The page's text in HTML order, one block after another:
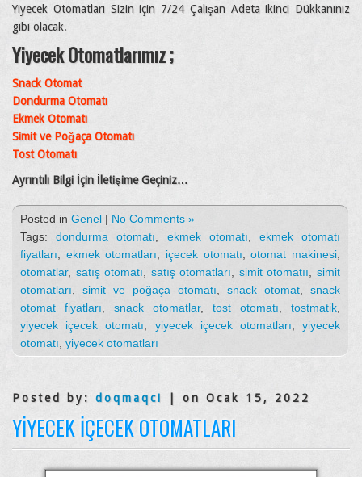
Yiyecek Otomatları Sizin için 7/24 Çalışan Adeta ikinci Dükkanınız
gibi olacak.
Yiyecek Otomatlarımız ;
Snack Otomat
Dondurma Otomatı
Ekmek Otomatı
Simit ve Poğaça Otomatı
Tost Otomatı
Ayrıntılı Bilgi İçin İletişime Geçiniz…
Posted in Genel | No Comments »
Tags:dondurma otomatı, ekmek otomatı, ekmek otomatı
fiyatları, ekmek otomatları, içecek otomatı,otomat makinesi,
otomatlar, satış otomatı, satış otomatları, simit otomatıı,simit
otomatları, simit ve poğaça otomatı, snack otomat, snack
otomat fiyatları, snack otomatlar, tost otomatı, tostmatik,
yiyecek içecek otomatı, yiyecek içecek otomatları,yiyecek
otomatı, yiyecek otomatları
Posted by: doqmaqci | on Ocak 15, 2022
YIYECEK İÇECEK OTOMATLARI